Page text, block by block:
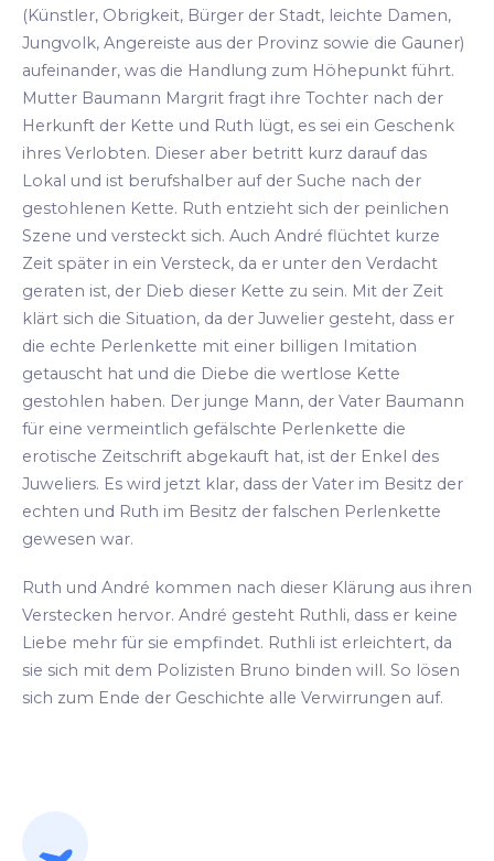
(Künstler, Obrigkeit, Bürger der Stadt, leichte Damen,
Jungvolk, Angereiste aus der Provinz sowie die Gauner)
aufeinander, was die Handlung zum Höhepunkt führt.
Mutter Baumann Margrit fragt ihre Tochter nach der
Herkunft der Kette und Ruth lügt, es sei ein Geschenk
ihres Verlobten. Dieser aber betritt kurz darauf das
Lokal und ist berufshalber auf der Suche nach der
gestohlenen Kette. Ruth entzieht sich der peinlichen
Szene und versteckt sich. Auch André flüchtet kurze
Zeit später in ein Versteck, da er unter den Verdacht
geraten ist, der Dieb dieser Kette zu sein. Mit der Zeit
klärt sich die Situation, da der Juwelier gesteht, dass er
die echte Perlenkette mit einer billigen Imitation
getauscht hat und die Diebe die wertlose Kette
gestohlen haben. Der junge Mann, der Vater Baumann
für eine vermeintlich gefälschte Perlenkette die
erotische Zeitschrift abgekauft hat, ist der Enkel des
Juweliers. Es wird jetzt klar, dass der Vater im Besitz der
echten und Ruth im Besitz der falschen Perlenkette
gewesen war.
Ruth und André kommen nach dieser Klärung aus ihren
Verstecken hervor. André gesteht Ruthli, dass er keine
Liebe mehr für sie empfindet. Ruthli ist erleichtert, da
sie sich mit dem Polizisten Bruno binden will. So lösen
sich zum Ende der Geschichte alle Verwirrungen auf.